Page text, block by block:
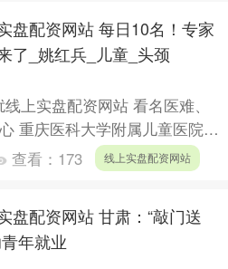
盘配资网站 每日10名！专家
了_姚红兵_儿童_头颈
上实盘配资网站 看名医难、
重庆医科大学附属儿童医院
红兵教授 来毕节市妇幼保
查看： 173 线上实盘配资网站
盘配资网站 甘肃：“敲门送
年就业